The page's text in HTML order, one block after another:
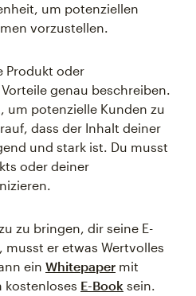
um potenziellen
vorzustellen.
Produkt oder
genau beschreiben.
um potenzielle Kunden zu
dass der Inhalt deiner
und stark ist. Du musst
oder deiner
zu bringen, dir seine E-
musst er etwas Wertvolles
ein Whitepaper mit
kostenloses E-Book sein.